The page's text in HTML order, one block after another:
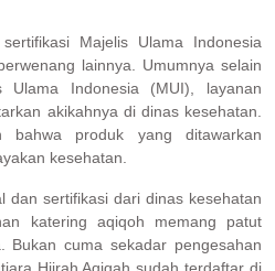
Majelis Ulama Indonesia
lainnya. Umumnya selain
Ulama Indonesia (MUI), layanan
akikahnya di dinas kesehatan.
bahwa produk yang ditawarkan
kesehatan.
dan sertifikasi dari dinas kesehatan
katering aqiqoh memang patut
Bukan cuma sekadar pengesahan